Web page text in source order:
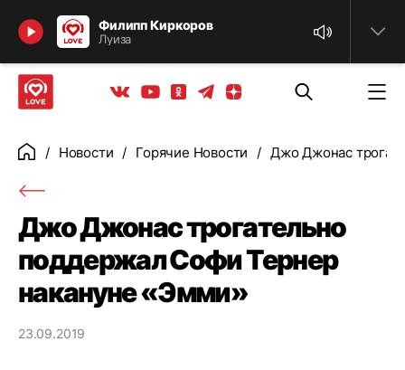
Филипп Киркоров
Луиза
Найти
Вконтакте
YoutubeОдноклассники
ТелеграмЯндекс дзен
ГлавнаяНовости Горячие Новости Джо Джонас
Джо Джонас трогательно
поддержал Софи Тернер
накануне «Эмми»
23.09.2019